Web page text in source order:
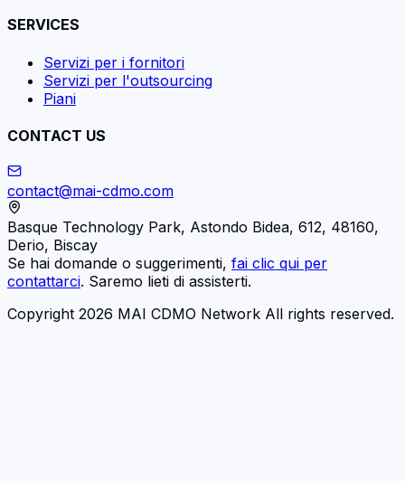
SERVICES
Servizi per i fornitori
Servizi per l'outsourcing
Piani
CONTACT US
contact@mai-cdmo.com
Basque Technology Park, Astondo Bidea, 612, 48160,
Derio, Biscay
Se hai domande o suggerimenti, fai clic qui per
contattarci. Saremo lieti di assisterti.
Copyright 2026 MAI CDMO Network All rights reserved.